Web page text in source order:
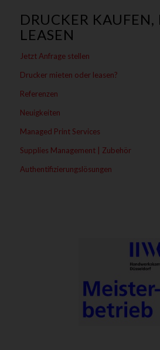
DRUCKER
LEASEN
Jetzt Anfrage stellen
Drucker mieten oder leasen?
Referenzen
Neuigkeiten
Managed Print Services
Supplies Management | Zubehör
Authentifizierungslösungen